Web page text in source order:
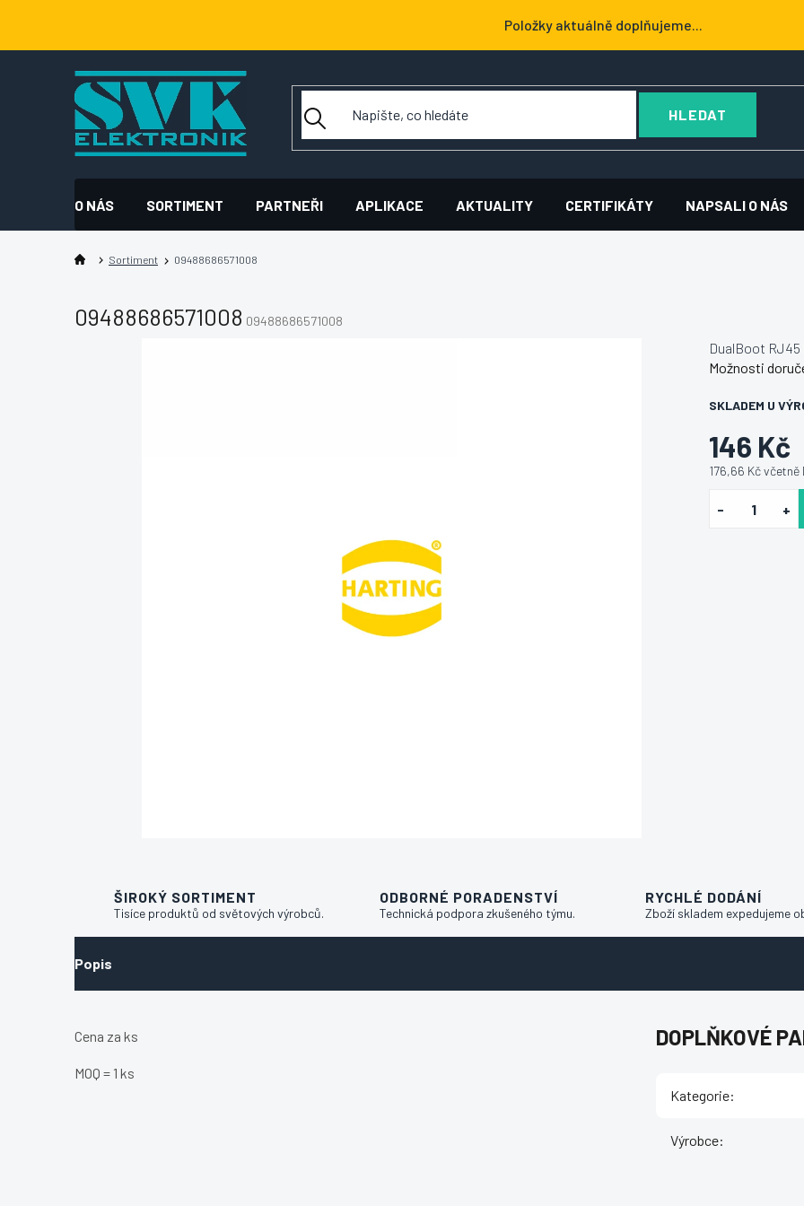
obsah
Položky aktuálně doplňujeme...
HLEDAT
O NÁS SORTIMENT PARTNEŘI APLIKACE AKTUALITY CERTIFIKÁTY NAPSALI O NÁS
Sortiment 09488686571008
09488686571008 09488686571008
146 Kč
176,66 Kč včetně
SKLADEM U
Možnosti
DualBoot RJ45
ŠIROKÝ SORTIMENT
Tisíce produktů od světových výrobců.
ODBORNÉ PORADENSTVÍ
Technická podpora zkušeného týmu.
RYCHLÉ DODÁNÍ
Zboží skladem expedujeme
Popis
Cena za ks
MOQ = 1 ks
DOPLŇKOVÉ
Kategorie:
Výrobce: